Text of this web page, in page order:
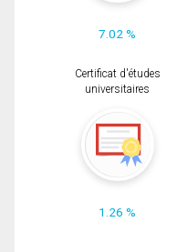
7.02 %
Certificat d'études
universitaires
1.26 %